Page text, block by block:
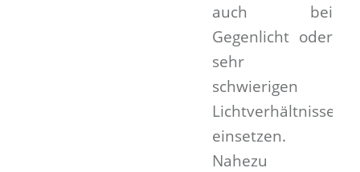
auch bei
Gegenlicht oder
sehr
schwierigen
Lichtverhältnissen
einsetzen.
Nahezu